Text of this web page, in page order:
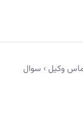
وکیل› سوال